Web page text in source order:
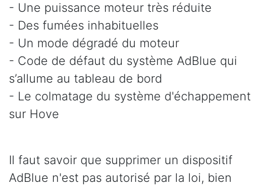
- Une puissance moteur très réduite
- Des fumées inhabituelles
- Un mode dégradé du moteur
- Code de défaut du système AdBlue qui
s’allume au tableau de bord
- Le colmatage du système d'échappement
sur Hove
Il faut savoir que supprimer un dispositif
AdBlue n'est pas autorisé par la loi, bien